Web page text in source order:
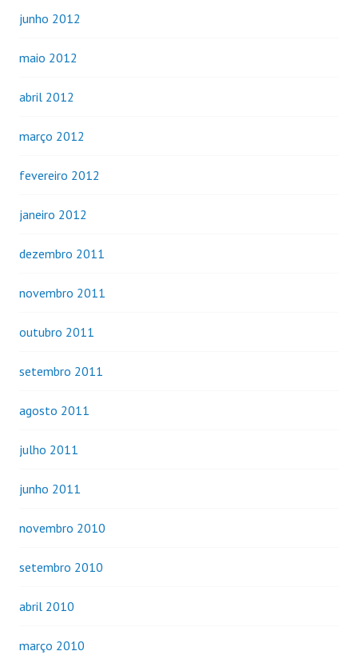
junho 2012
maio 2012
abril 2012
março 2012
fevereiro 2012
janeiro 2012
dezembro 2011
novembro 2011
outubro 2011
setembro 2011
agosto 2011
julho 2011
junho 2011
novembro 2010
setembro 2010
abril 2010
março 2010